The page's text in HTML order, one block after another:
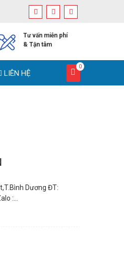
Tư vấn miễn phí
& Tận tâm
LIÊN HỆ
0
Dương ĐT:
:...